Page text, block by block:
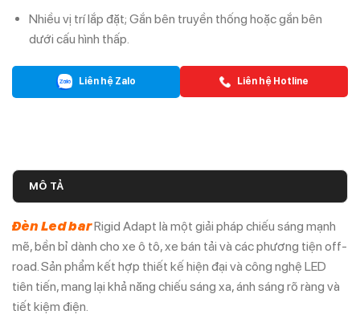
Nhiều vị trí lắp đặt; Gắn bên truyền thống hoặc gắn bên
dưới cấu hình thấp.
Liên hệ Zalo Liên hệ Hotline
MÔ TẢ
Đèn Led barRigid Adapt là một giải pháp chiếu sáng mạnh
mẽ, bền bỉ dành cho xe ô tô, xe bán tải và các phương tiện off-
road. Sản phẩm kết hợp thiết kế hiện đại và công nghệ LED
tiên tiến, mang lại khả năng chiếu sáng xa, ánh sáng rõ ràng và
tiết kiệm điện.